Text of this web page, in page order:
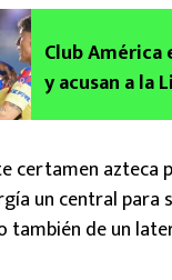
Club América
y acusan a la
certamen azteca
un central para
también de un